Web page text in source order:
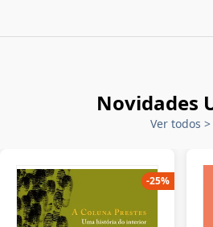
Novidades
Ver todos >
-25%